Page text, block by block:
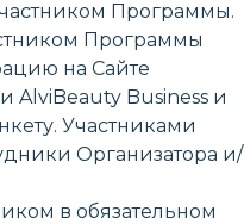
Программы.
Программы
на Сайте
Business и
Участниками
Организатора и/
в обязательном